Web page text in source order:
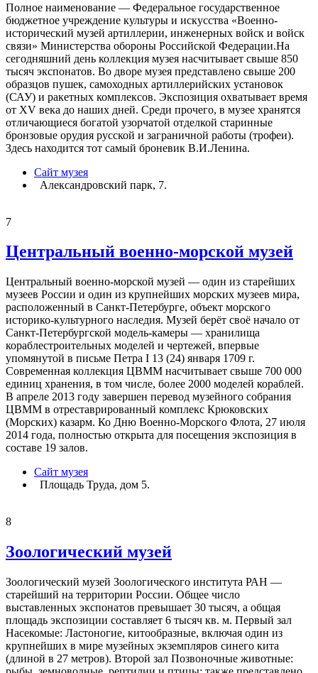
Полное наименование — Федеральное государственное
бюджетное учреждение культуры и искусства «Военно-
исторический музей артиллерии, инженерных войск и войск
связи» Министерства обороны Российской Федерации.На
сегодняшний день коллекция музея насчитывает свыше 850
тысяч экспонатов. Во дворе музея представлено свыше 200
образцов пушек, самоходных артиллерийских установок
(САУ) и ракетных комплексов. Экспозиция охватывает время
от XV века до наших дней. Среди прочего, в музее хранятся
отличающиеся богатой узорчатой отделкой старинные
бронзовые орудия русской и заграничной работы (трофеи).
Здесь находится тот самый броневик В.И.Ленина.
Сайт музея
Александровский парк, 7.
7
Центральный военно-морской музей
Центральный военно-морской музей — один из старейших
музеев России и один из крупнейших морских музеев мира,
расположенный в Санкт-Петербурге, объект морского
историко-культурного наследия. Музей берёт своё начало от
Санкт-Петербургской модель-камеры — хранилища
кораблестроительных моделей и чертежей, впервые
упомянутой в письме Петра I 13 (24) января 1709 г.
Современная коллекция ЦВММ насчитывает свыше 700 000
единиц хранения, в том числе, более 2000 моделей кораблей.
В апреле 2013 году завершен перевод музейного собрания
ЦВММ в отреставрированный комплекс Крюковских
(Морских) казарм. Ко Дню Военно-Морского Флота, 27 июля
2014 года, полностью открыта для посещения экспозиция в
составе 19 залов.
Сайт музея
Площадь Труда, дом 5.
8
Зоологический музей
Зоологический музей Зоологического института РАН —
старейший на территории России. Общее число
выставленных экспонатов превышает 30 тысяч, а общая
площадь экспозиции составляет 6 тысяч кв. м. Первый зал
Насекомые: Ластоногие, китообразные, включая один из
крупнейших в мире музейных экземпляров синего кита
(длиной в 27 метров). Второй зал Позвоночные животные: